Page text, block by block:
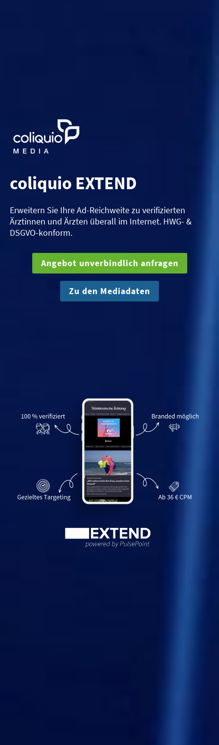
coliquio EXTEND
Erweitern Sie Ihre Ad-Reichweite zu verifizierten
Ärztinnen und Ärzten überall im Internet. HWG- &
DSGVO-konform.
Angebot unverbindlich anfragen
Zu den Mediadaten